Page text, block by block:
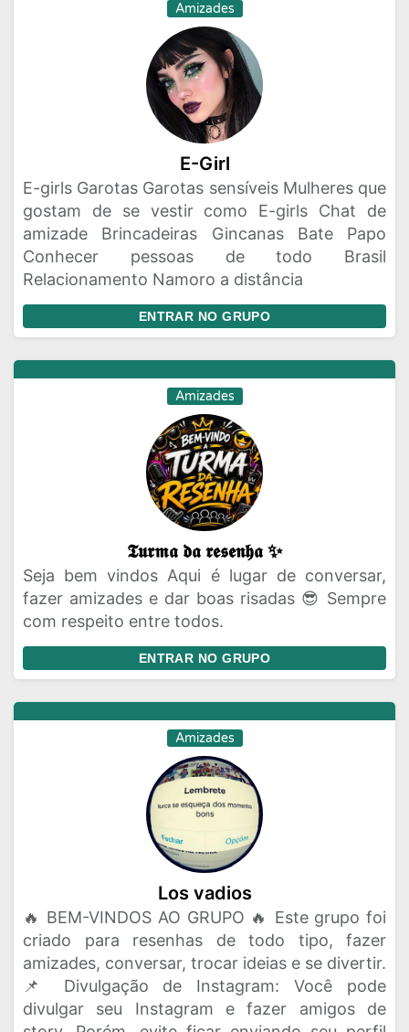
Amizades
E-Girl
E-girls Garotas Garotas sensíveis Mulheres que
gostam de se vestir como E-girls Chat de
amizade Brincadeiras Gincanas Bate Papo
Conhecer pessoas de todo Brasil
Relacionamento Namoro a distância
ENTRAR NO GRUPO
Amizades
𝕿𝖚𝖗𝖒𝖆 𝖉𝖆 𝖗𝖊𝖘𝖊𝖓𝖍𝖆 ✨
Seja bem vindos Aqui é lugar de conversar,
fazer amizades e dar boas risadas 😎 Sempre
com respeito entre todos.
ENTRAR NO GRUPO
Amizades
Los vadios
🔥 BEM-VINDOS AO GRUPO 🔥 Este grupo foi
criado para resenhas de todo tipo, fazer
amizades, conversar, trocar ideias e se divertir.
📌 Divulgação de Instagram: Você pode
divulgar seu Instagram e fazer amigos de